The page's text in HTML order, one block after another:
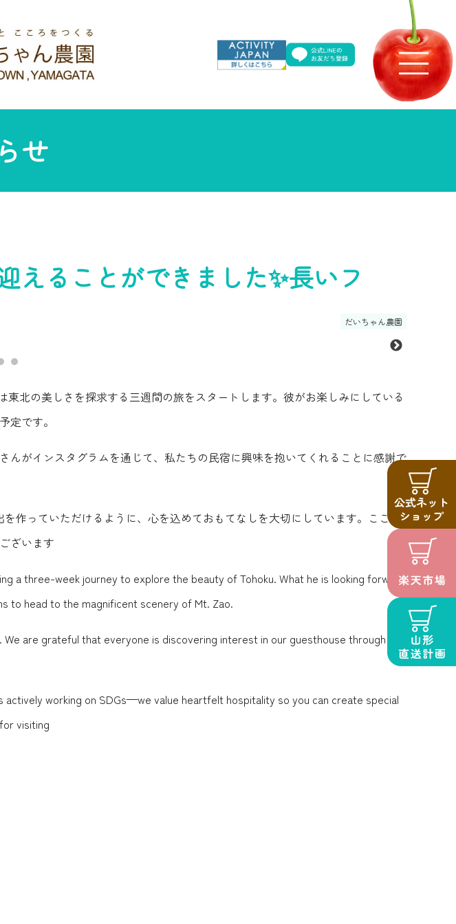
せ
えることができました✨長いフ
だいちゃん農園
北の美しさを探求する三週間の旅をスタートします。彼がお楽しみにしている
定です。
がインスタグラムを通じて、私たちの民宿に興味を抱いてくれることに感謝で
作っていただけるように、心を込めておもてなしを大切にしています。ここで
ざいます
a three-week journey to explore the beauty of Tohoku. What he is looking forward
to head to the magnificent scenery of Mt. Zao.
are grateful that everyone is discovering interest in our guesthouse through
working on SDGs—we value heartfelt hospitality so you can create special
visiting